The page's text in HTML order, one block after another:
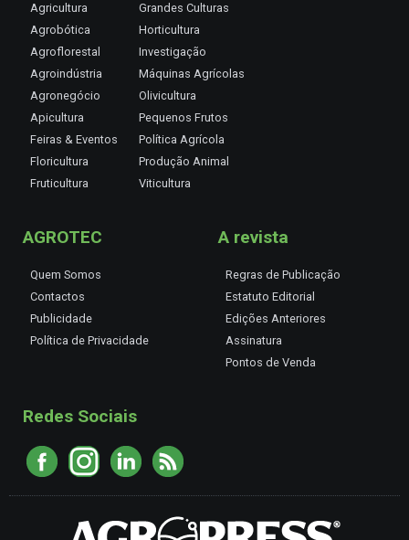
Agricultura
Agrobótica
Agroflorestal
Agroindústria
Agronegócio
Apicultura
Feiras & Eventos
Floricultura
Fruticultura
Grandes Culturas
Horticultura
Investigação
Máquinas Agrícolas
Olivicultura
Pequenos Frutos
Política Agrícola
Produção Animal
Viticultura
AGROTEC
Quem Somos
Contactos
Publicidade
Política de Privacidade
A revista
Regras de Publicação
Estatuto Editorial
Edições Anteriores
Assinatura
Pontos de Venda
Redes Sociais